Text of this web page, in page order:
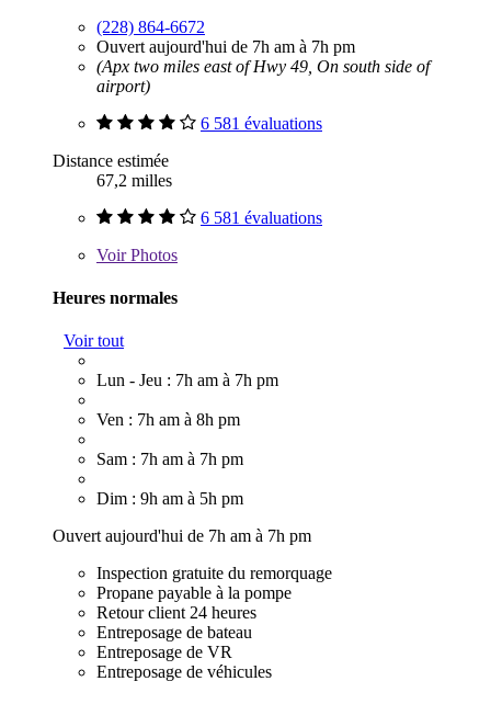
(228) 864-6672
Ouvert aujourd'hui de 7h am à 7h pm
(Apx two miles east of Hwy 49, On south side of
airport)
6 581 évaluations
Distance estimée
67,2 milles
6 581 évaluations
VoirPhotos
Heures normales
Voir tout
Lun - Jeu : 7h am à 7h pm
Ven : 7h am à 8h pm
Sam : 7h am à 7h pm
Dim : 9h am à 5h pm
Ouvert aujourd'hui de 7h am à 7h pm
Inspection gratuite du remorquage
Propane payable à la pompe
Retour client 24 heures
Entreposage de bateau
Entreposage de VR
Entreposage de véhicules